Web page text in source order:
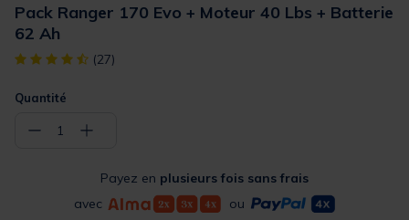
Pack Ranger 170 Evo + Moteur 40 Lbs + Batterie
62 Ah
[object Object] out of 5 Customer Rating
(27)
Quantité
− 1 +
Payez en plusieurs fois sans frais
avec
ou